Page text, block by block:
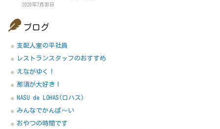
2026年7月30日
ブログ
支配人室の平社員
レストランスタッフのおすすめ
えながゆく！
那須が大好き！
NASU de LOHAS(ロハス)
みんなでかんぱ～い
おやつの時間です